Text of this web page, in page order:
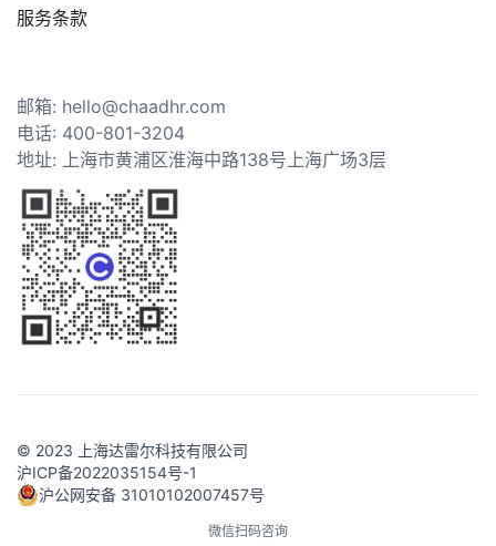
服务条款
邮箱: hello@chaadhr.com
电话: 400-801-3204
地址: 上海市黄浦区淮海中路138号上海广场3层
© 2023 上海达雷尔科技有限公司
沪ICP备2022035154号-1
沪公网安备 31010102007457号
微信扫码咨询